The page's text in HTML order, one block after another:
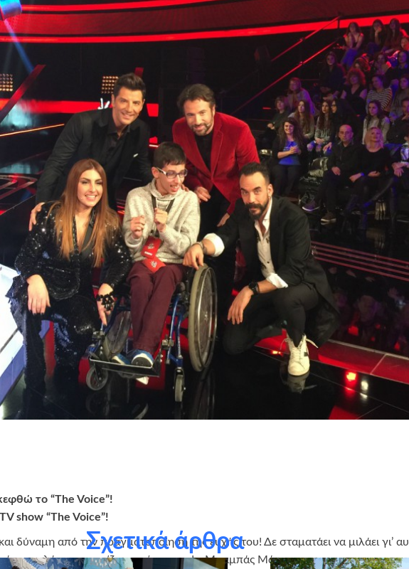
το “The Voice”!
show “The Voice”!
δύναμη από την πραγματοποίηση της ευχής του! Δε σταματάει να μιλάει γι’
καλά, να συνεχίζετε το έργο σας!», Μπαμπάς Μάριου
Σχετικά άρθρα